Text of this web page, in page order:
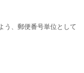
う、郵便番号単位として